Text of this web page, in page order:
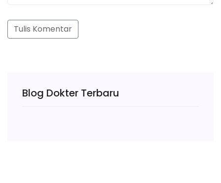
Tulis Komentar
Blog Dokter Terbaru